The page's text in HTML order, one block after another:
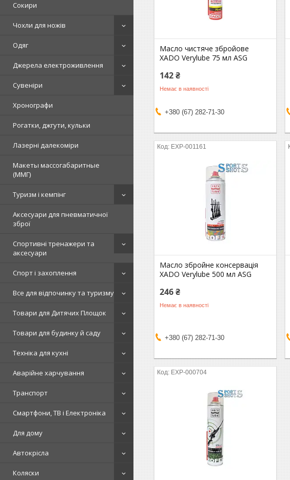
Сокири
Чохли для ножів
Одяг
Джерела електроживлення
Сувеніри
Хронографи
Рогатки, джгути, кульки
Лазерні далекоміри
Макеты массогабаритные
(ММГ)
Туризм і кемпінг
Аксесуари для пневматичної
зброї
Спортивні тренажери та
аксесуари
Спорт і захоплення
Все для відпочинку та туризму
Товари для Дитячих Площок
Товари для будинку й саду
Техніка для кухні
Аварійне харчування
Транспорт
Смартфони, ТВ і Електроніка
Для дому
Автокрісла
Коляски
Масло чистяче збройове
XADO Verylube 75 мл ASG
142 ₴
Немає в наявності
+380 (67) 282-71-30
EXP-001161
Масло збройне консервація
XADO Verylube 500 мл ASG
246 ₴
Немає в наявності
+380 (67) 282-71-30
EXP-000704